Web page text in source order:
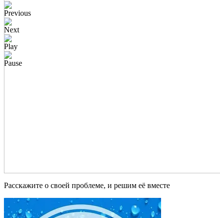
Расскажите о своей проблеме, и решим её вместе